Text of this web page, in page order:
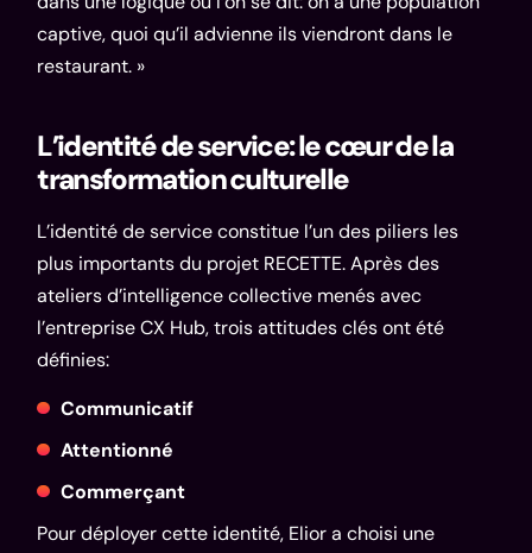
captive, quoi qu’il advienne ils viendront dans le
restaurant. »
L’identité de service: le cœur de la
transformation culturelle
L’identité de service constitue l’un des piliers les
plus importants du projet RECETTE. Après des
ateliers d’intelligence collective menés avec
l’entreprise CX Hub, trois attitudes clés ont été
définies:
Communicatif
Attentionné
Commerçant
Pour déployer cette identité, Elior a choisi une